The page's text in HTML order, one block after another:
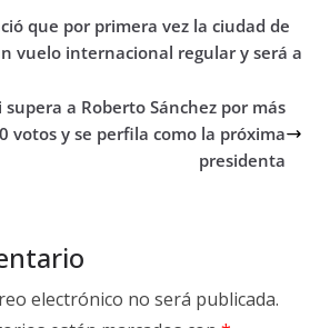
que por primera vez la ciudad de
vuelo internacional regular y será a
a Roberto Sánchez por más
votos y se perfila como la próxima
presidenta
electrónico no será publicada.